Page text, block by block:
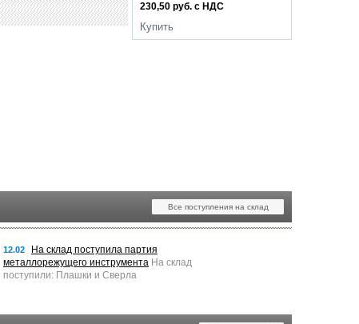
230,50 руб. с НДС
Купить
Все поступления на склад
12.02
На склад поступила партия
металлорежущего инструмента На склад
поступили: Плашки и Сверла